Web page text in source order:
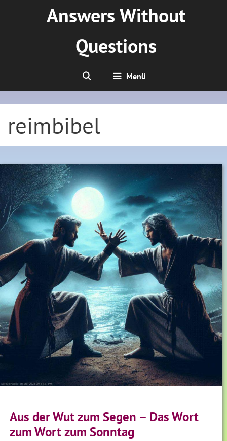
Answers Without
Questions
Menü
reimbibel
Aus der Wut zum Segen – Das Wort
zum Wort zum Sonntag